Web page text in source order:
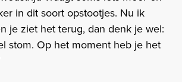
in dit soort opstootjes. Nu ik
je ziet het terug, dan denk je wel:
stom. Op het moment heb je het